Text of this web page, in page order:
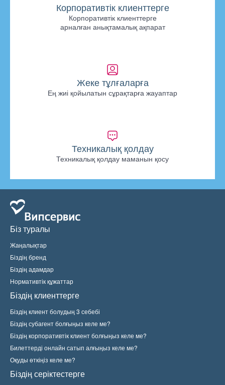
Корпоративтік клиенттерге
Корпоративтік клиенттерге
арналған анықтамалық ақпарат
Жеке тұлғаларға
Ең жиі қойылатын сұрақтарға жауаптар
Техникалық қолдау
Техникалық қолдау маманын қосу
Біз туралы
Жаңалықтар
Біздің бренд
Біздің адамдар
Нормативтік құжаттар
Біздің клиенттерге
Біздің клиент болудың 3 себебі
Біздің субагент болғыңыз келе ме?
Біздің корпоративтік клиент болғыңыз келе ме?
Билеттерді онлайн сатып алғыңыз келе ме?
Оқуды өткіңіз келе ме?
Біздің серіктестерге